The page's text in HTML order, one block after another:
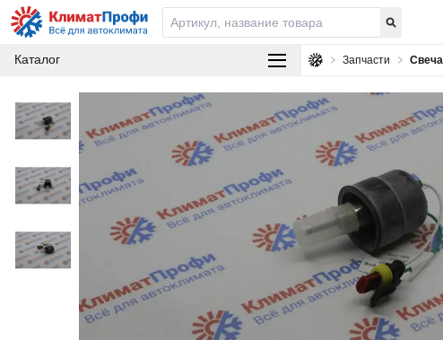
Каталог
Запчасти Свеча